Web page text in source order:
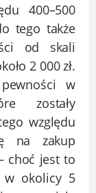
400–500
tego także
od skali
2 000 zł.
w
zostały
względu
na zakup
choć jest to
w okolicy 5